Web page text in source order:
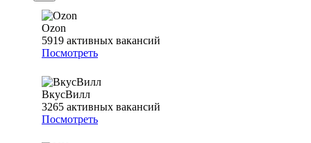
Ozon
5919 активных вакансий
Посмотреть
ВкусВилл
3265 активных вакансий
Посмотреть